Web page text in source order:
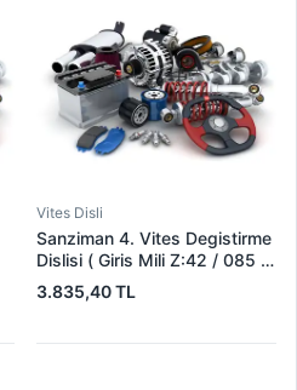
Vites Disli
Sanziman 4. Vites Degistirme
Dislisi ( Giris Mili Z:42 / 085 )
Polo 95>02 Aroda 97>04 |
SRT 04100070 | OEM
3.835,40 TL